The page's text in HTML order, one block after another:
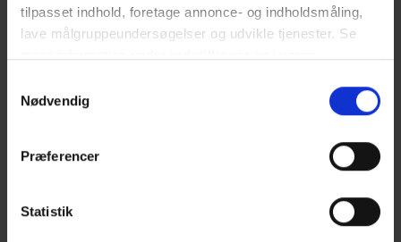
tilpasset indhold, foretage annonce- og indholdsmåling,
lave målgruppeundersøgelser og udvikle tjenester. Se
tilbage eller ændre indstillinger fra vores
"Cookiedeklaration", eller ved at trykke på "Privacy
Nødvendig
Præferencer
Statistik
Det er gratis for medlemmer at deltage
TILMELDING